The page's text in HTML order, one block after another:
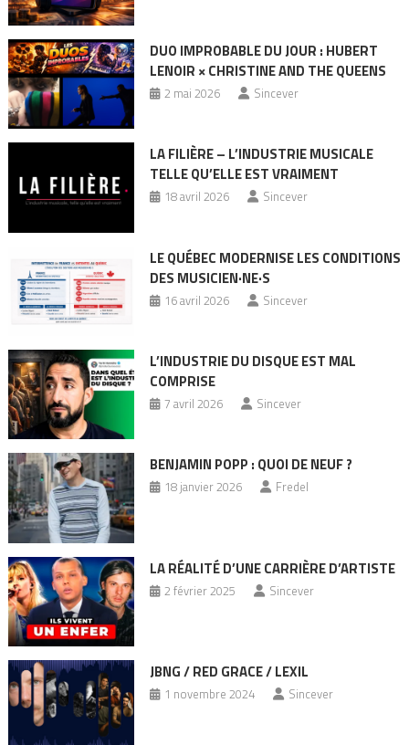
DUO IMPROBABLE DU JOUR : HUBERT
LENOIR × CHRISTINE AND THE QUEENS
2 mai 2026 Sincever
LA FILIÈRE – L’INDUSTRIE MUSICALE
TELLE QU’ELLE EST VRAIMENT
18 avril 2026 Sincever
LE QUÉBEC MODERNISE LES CONDITIONS
DES MUSICIEN·NE·S
16 avril 2026 Sincever
L’INDUSTRIE DU DISQUE EST MAL
COMPRISE
7 avril 2026 Sincever
BENJAMIN POPP : QUOI DE NEUF ?
18 janvier 2026 Fredel
LA RÉALITÉ D’UNE CARRIÈRE D’ARTISTE
2 février 2025 Sincever
JBNG / RED GRACE / LEXIL
1 novembre 2024 Sincever